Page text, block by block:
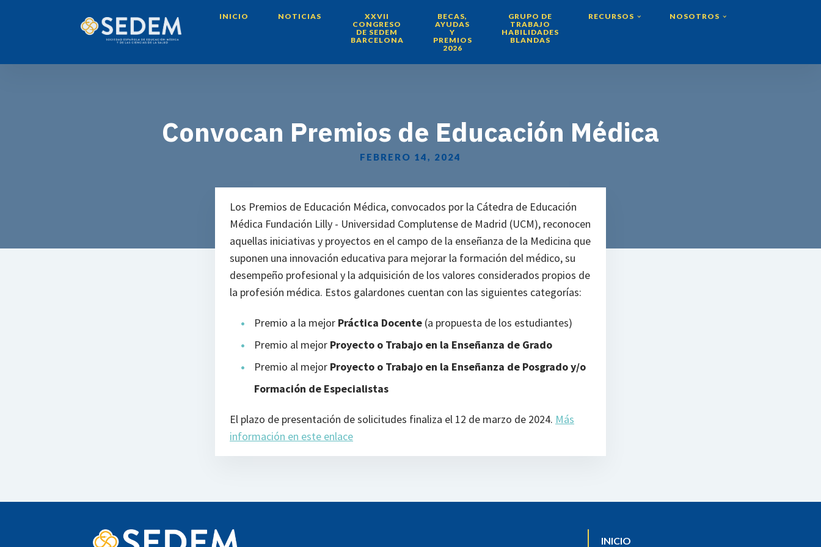
INICIO NOTICIAS
XXVII
CONGRESO
DE SEDEM
BARCELONA
BECAS,
AYUDAS
Y
PREMIOS
2026
GRUPO DE
TRABAJO
HABILIDADES
BLANDAS
RECURSOS NOSOTROS
Convocan Premios de Educación Médica
FEBRERO 14, 2024
Los Premios de Educación Médica, convocados por la Cátedra de Educación
Médica Fundación Lilly - Universidad Complutense de Madrid (UCM), reconocen
aquellas iniciativas y proyectos en el campo de la enseñanza de la Medicina que
suponen una innovación educativa para mejorar la formación del médico, su
desempeño profesional y la adquisición de los valores considerados propios de
la profesión médica. Estos galardones cuentan con las siguientes categorías:
Premio a la mejor Práctica Docente (a propuesta de los estudiantes)
Premio al mejor Proyecto o Trabajo en la Enseñanza de Grado
Premio al mejor Proyecto o Trabajo en la Enseñanza de Posgrado y/o
Formación de Especialistas
El plazo de presentación de solicitudes finaliza el 12 de marzo de 2024. Más
información en este enlace
INICIO